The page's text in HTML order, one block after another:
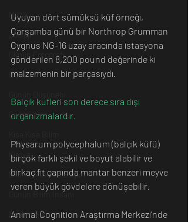
Müzik
Zooloji
Günün Fotoğrafı
Biyoloji
Çevre
Kimya
Bilim Tarihinde Bugün
Günün Bilim İnsanı
Matematik
Uyuyan dört sümüksü küf örneği,
Çarşamba günü bir Northrop Grumman
Cygnus NG-16 uzay aracında istasyona
gönderilen 8,200 pound değerinde ki
malzemenin bir parçasıydı.
Balçık küfleri son derece sıra dışı
organizmalardır.
Physarum polycephalum (balçık küfü)
birçok farklı şekil ve boyut alabilir ve
birkaç fit çapında mantar benzeri meyve
veren büyük gövdelere dönüşebilir.
Animal Cognition Araştırma Merkezi'nde